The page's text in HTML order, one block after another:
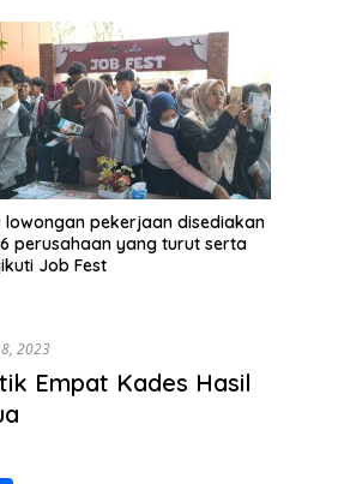
lowongan pekerjaan disediakan
perusahaan yang turut serta
Job Fest
2023
Empat Kades Hasil